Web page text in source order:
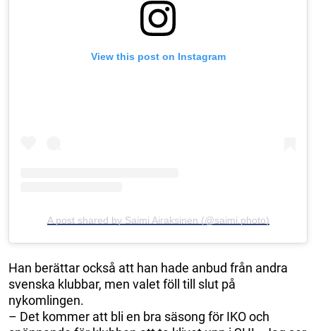
View this post on Instagram
A post shared by Saimi Airaksinen (@saimi.photo)
Han berättar också att han hade anbud från andra
svenska klubbar, men valet föll till slut på
nykomlingen.
– Det kommer att bli en bra säsong för IKO och